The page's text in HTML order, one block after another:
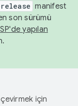
manifest
son sürümü
yapılan
için